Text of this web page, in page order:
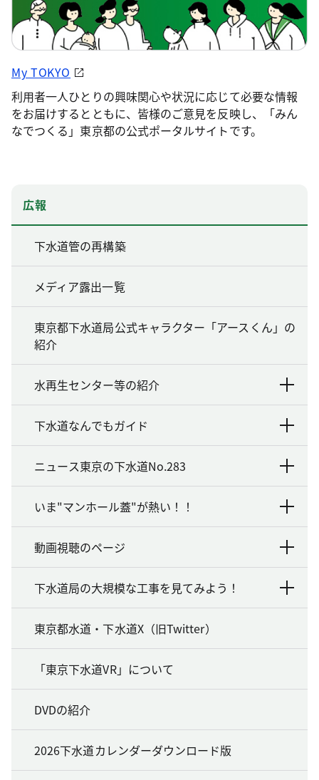
My TOKYO
利用者一人ひとりの興味関心や状況に応じて必要な情報
をお届けするとともに、皆様のご意見を反映し、「みん
なでつくる」東京都の公式ポータルサイトです。
広報
下水道管の再構築
メディア露出一覧
東京都下水道局公式キャラクター「アースくん」の
紹介
水再生センター等の紹介
下水道なんでもガイド
ニュース東京の下水道No.283
いま"マンホール蓋"が熱い！！
動画視聴のページ
下水道局の大規模な工事を見てみよう！
東京都水道・下水道X（旧Twitter）
「東京下水道VR」について
DVDの紹介
2026下水道カレンダーダウンロード版